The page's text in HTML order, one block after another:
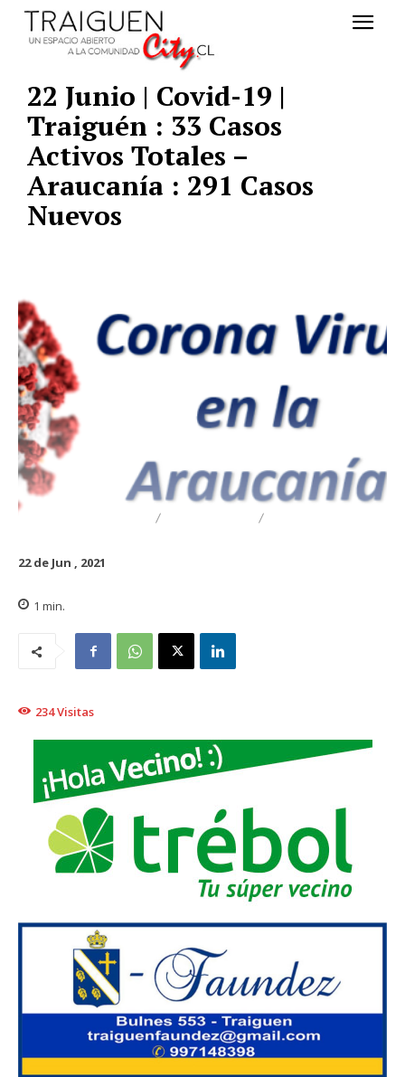
22 Junio | Covid-19 |
Traiguén : 33 Casos
Activos Totales –
Araucanía : 291 Casos
Nuevos
22 de Jun , 2021
1 min.
234Visitas